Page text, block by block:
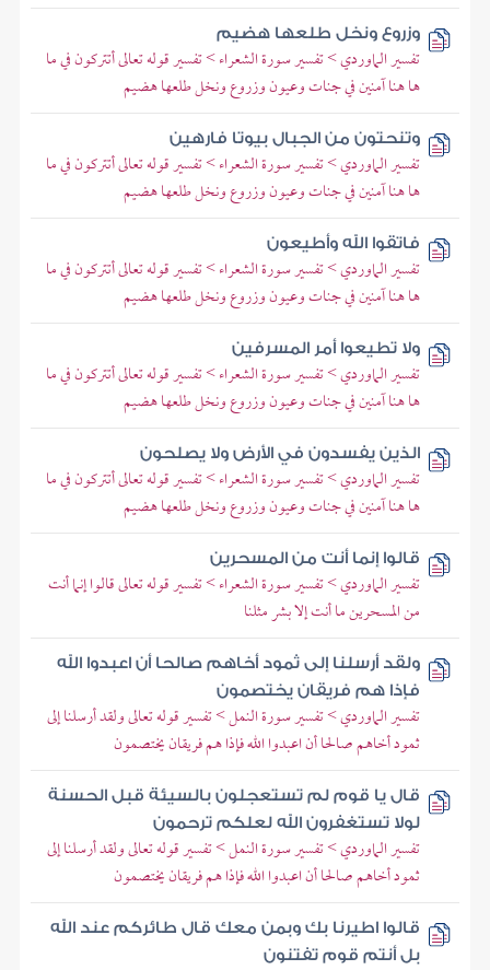
وزروع ونخل طلعها هضيم
تفسير الماوردي > تفسير سورة الشعراء > تفسير قوله تعالى أتتركون في ما
ها هنا آمنين في جنات وعيون وزروع ونخل طلعها هضيم
وتنحتون من الجبال بيوتا فارهين
تفسير الماوردي > تفسير سورة الشعراء > تفسير قوله تعالى أتتركون في ما
ها هنا آمنين في جنات وعيون وزروع ونخل طلعها هضيم
فاتقوا الله وأطيعون
تفسير الماوردي > تفسير سورة الشعراء > تفسير قوله تعالى أتتركون في ما
ها هنا آمنين في جنات وعيون وزروع ونخل طلعها هضيم
ولا تطيعوا أمر المسرفين
تفسير الماوردي > تفسير سورة الشعراء > تفسير قوله تعالى أتتركون في ما
ها هنا آمنين في جنات وعيون وزروع ونخل طلعها هضيم
الذين يفسدون في الأرض ولا يصلحون
تفسير الماوردي > تفسير سورة الشعراء > تفسير قوله تعالى أتتركون في ما
ها هنا آمنين في جنات وعيون وزروع ونخل طلعها هضيم
قالوا إنما أنت من المسحرين
تفسير الماوردي > تفسير سورة الشعراء > تفسير قوله تعالى قالوا إنما أنت
من المسحرين ما أنت إلا بشر مثلنا
ولقد أرسلنا إلى ثمود أخاهم صالحا أن اعبدوا الله
فإذا هم فريقان يختصمون
تفسير الماوردي > تفسير سورة النمل > تفسير قوله تعالى ولقد أرسلنا إلى
ثمود أخاهم صالحا أن اعبدوا الله فإذا هم فريقان يختصمون
قال يا قوم لم تستعجلون بالسيئة قبل الحسنة
لولا تستغفرون الله لعلكم ترحمون
تفسير الماوردي > تفسير سورة النمل > تفسير قوله تعالى ولقد أرسلنا إلى
ثمود أخاهم صالحا أن اعبدوا الله فإذا هم فريقان يختصمون
قالوا اطيرنا بك وبمن معك قال طائركم عند الله
بل أنتم قوم تفتنون